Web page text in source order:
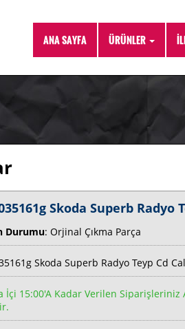
ANA SAYFA ÜRÜNLER
Skoda Superb Radyo
Durumu: Orjinal Çıkma Parça
Skoda Superb Radyo Teyp Cd
İçi 15:00'a Kadar Verilen Siparişleriniz